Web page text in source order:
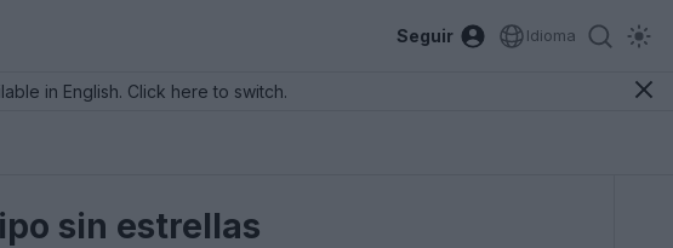
Seguir Idioma
in English. Click here to switch.
sin estrellas